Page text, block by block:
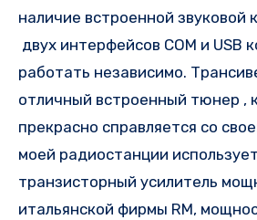
наличие встроенной звуковой
двух интерфейсов COM и USB
работать независимо.
отличный встроенный тюнер ,
прекрасно справляется со
моей радиостанции
транзисторный усилитель
итальянской фирмы RM,